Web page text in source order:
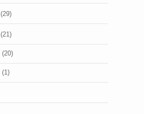
(29)
(21)
(20)
(1)